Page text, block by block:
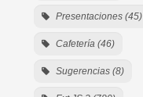
Presentaciones (45)
Cafetería (46)
Sugerencias (8)